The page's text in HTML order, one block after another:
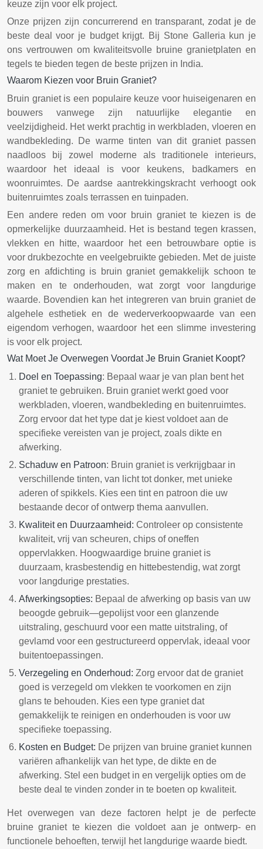
keuze zijn voor elk project.
Onze prijzen zijn concurrerend en transparant, zodat je de
beste deal voor je budget krijgt. Bij Stone Galleria kun je
ons vertrouwen om kwaliteitsvolle bruine granietplaten en
tegels te bieden tegen de beste prijzen in India.
Waarom Kiezen voor Bruin Graniet?
Bruin graniet is een populaire keuze voor huiseigenaren en
bouwers vanwege zijn natuurlijke elegantie en
veelzijdigheid. Het werkt prachtig in werkbladen, vloeren en
wandbekleding. De warme tinten van dit graniet passen
naadloos bij zowel moderne als traditionele interieurs,
waardoor het ideaal is voor keukens, badkamers en
woonruimtes. De aardse aantrekkingskracht verhoogt ook
buitenruimtes zoals terrassen en tuinpaden.
Een andere reden om voor bruin graniet te kiezen is de
opmerkelijke duurzaamheid. Het is bestand tegen krassen,
vlekken en hitte, waardoor het een betrouwbare optie is
voor drukbezochte en veelgebruikte gebieden. Met de juiste
zorg en afdichting is bruin graniet gemakkelijk schoon te
maken en te onderhouden, wat zorgt voor langdurige
waarde. Bovendien kan het integreren van bruin graniet de
algehele esthetiek en de wederverkoopwaarde van een
eigendom verhogen, waardoor het een slimme investering
is voor elk project.
Wat Moet Je Overwegen Voordat Je Bruin Graniet Koopt?
Doel en Toepassing: Bepaal waar je van plan bent het
graniet te gebruiken. Bruin graniet werkt goed voor
werkbladen, vloeren, wandbekleding en buitenruimtes.
Zorg ervoor dat het type dat je kiest voldoet aan de
specifieke vereisten van je project, zoals dikte en
afwerking.
Schaduw en Patroon: Bruin graniet is verkrijgbaar in
verschillende tinten, van licht tot donker, met unieke
aderen of spikkels. Kies een tint en patroon die uw
bestaande decor of ontwerp thema aanvullen.
Kwaliteit en Duurzaamheid: Controleer op consistente
kwaliteit, vrij van scheuren, chips of oneffen
oppervlakken. Hoogwaardige bruine graniet is
duurzaam, krasbestendig en hittebestendig, wat zorgt
voor langdurige prestaties.
Afwerkingsopties: Bepaal de afwerking op basis van uw
beoogde gebruik—gepolijst voor een glanzende
uitstraling, geschuurd voor een matte uitstraling, of
gevlamd voor een gestructureerd oppervlak, ideaal voor
buitentoepassingen.
Verzegeling en Onderhoud: Zorg ervoor dat de graniet
goed is verzegeld om vlekken te voorkomen en zijn
glans te behouden. Kies een type graniet dat
gemakkelijk te reinigen en onderhouden is voor uw
specifieke toepassing.
Kosten en Budget: De prijzen van bruine graniet kunnen
variëren afhankelijk van het type, de dikte en de
afwerking. Stel een budget in en vergelijk opties om de
beste deal te vinden zonder in te boeten op kwaliteit.
Het overwegen van deze factoren helpt je de perfecte
bruine graniet te kiezen die voldoet aan je ontwerp- en
functionele behoeften, terwijl het langdurige waarde biedt.